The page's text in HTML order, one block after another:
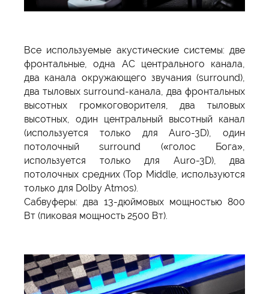
Все используемые акустические системы: две
фронтальные, одна АС центрального канала,
два канала окружающего звучания (surround),
два тыловых surround-канала, два фронтальных
высотных громкоговорителя, два тыловых
высотных, один центральный высотный канал
(используется только для Auro-3D), один
потолочный surround («голос Бога»,
используется только для Auro-3D), два
потолочных средних (Top Middle, используются
только для Dolby Atmos).
Сабвуферы: два 13-дюймовых мощностью 800
Вт (пиковая мощность 2500 Вт).